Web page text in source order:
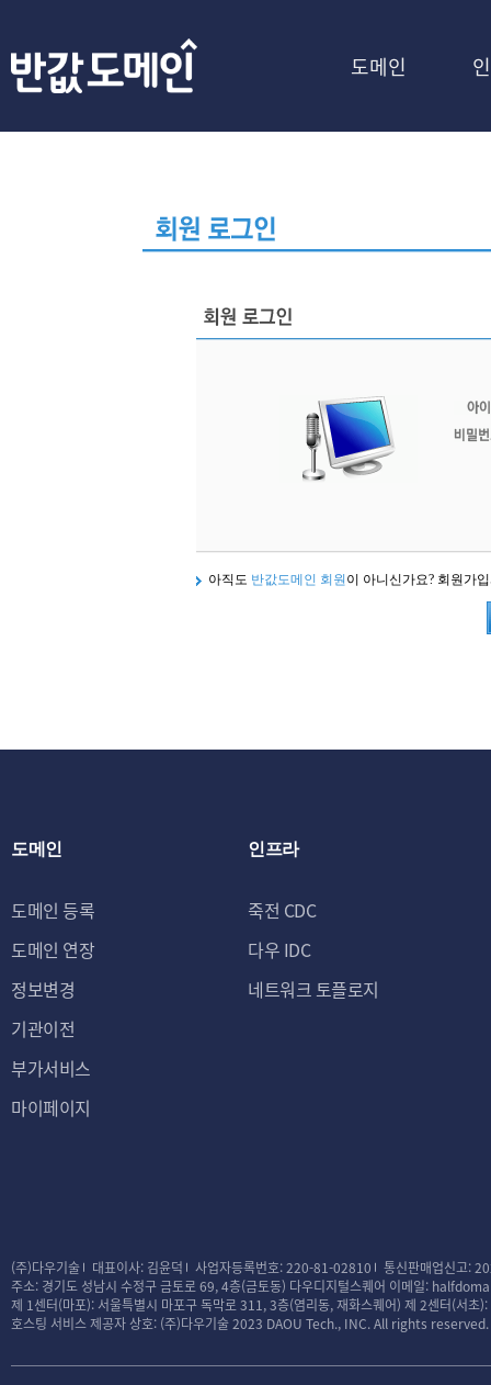
도메인
아직도 반값도메인 회원 이 아니신가요? 회원가
도메인
도메인 등록
도메인 연장
정보변경
기관이전
부가서비스
마이페이지
인프라
죽전 CDC
다우 IDC
네트워크 토플로지
(주)다우기술 대표이사: 김윤덕 사업자등록번호: 220-81-02810
통신판매업신고:
주소: 경기도 성남시 수정구 금토로 69, 4층(금토동) 다우디지털스퀘어 이메일:
제 1센터(마포): 서울특별시 마포구 독막로 311, 3층(염리동, 재화스퀘어) 제 2센터(서초
호스팅 서비스 제공자 상호: (주)다우기술2023 DAOU Tech., INC. All rights reserved.